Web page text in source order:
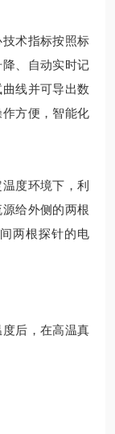
技术指标按照标
、自动实时记
线并可导出数
方便，智能化
度环境下，利
给外侧的两根
两根探针的电
后，在高温真